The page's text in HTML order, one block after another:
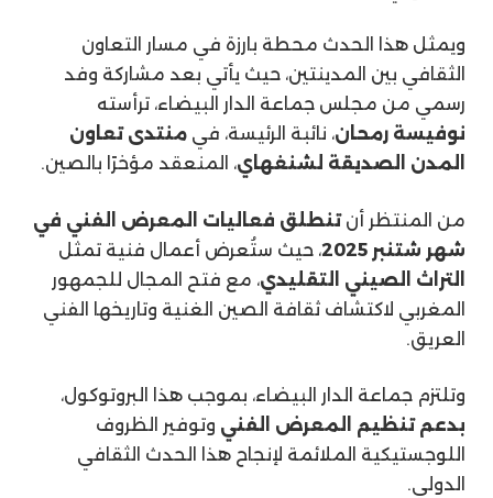
ويمثل هذا الحدث محطة بارزة في مسار التعاون
الثقافي بين المدينتين، حيث يأتي بعد مشاركة وفد
رسمي من مجلس جماعة الدار البيضاء، ترأسته
نوفيسة رمحان، نائبة الرئيسة، في منتدى تعاون
المدن الصديقة لشنغهاي، المنعقد مؤخرًا بالصين.
من المنتظر أنتنطلق فعاليات المعرض الفني في
شهر شتنبر 2025
، حيث ستُعرض أعمال فنية تمثل
التراث الصيني التقليدي، مع فتح المجال للجمهور
المغربي لاكتشاف ثقافة الصين الغنية وتاريخها الفني
العريق.
وتلتزم جماعة الدار البيضاء، بموجب هذا البروتوكول،
بدعم تنظيم المعرض الفني وتوفير الظروف
اللوجستيكية الملائمة لإنجاح هذا الحدث الثقافي
الدولي.